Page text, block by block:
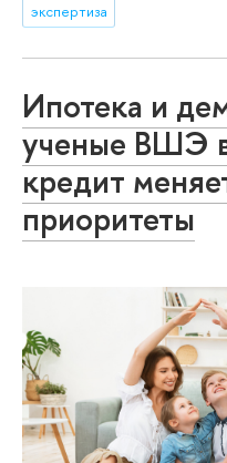
экспертиза
Ипотека и
ученые ВШЭ
кредит
приоритеты